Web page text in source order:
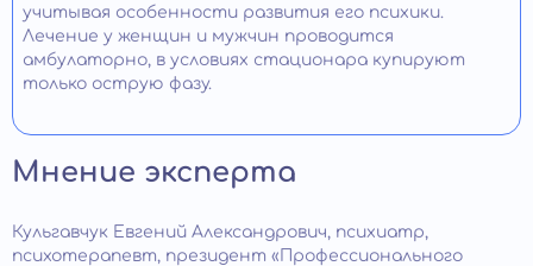
учитывая особенности развития его психики.
Лечение у женщин и мужчин проводится
амбулаторно, в условиях стационара купируют
только острую фазу.
Мнение эксперта
Кульгавчук Евгений Александрович, психиатр,
психотерапевт, президент «Профессионального